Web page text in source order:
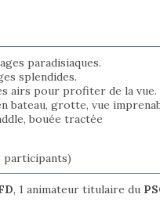
paradisiaques.
splendides.
airs pour profiter de la vue.
bateau, grotte, vue
bouée tractée
participants)
, 1 animateur titulaire du